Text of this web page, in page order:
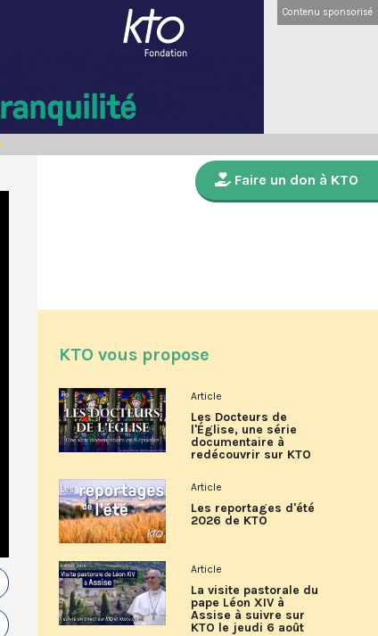
Contenu sponsorisé
Faire un don à KTO
KTO vous propose
Article
Les Docteurs de
l'Église, une série
documentaire à
redécouvrir sur KTO
Article
Les reportages d'été
2026 de KTO
Article
La visite pastorale du
pape Léon XIV à
Assise à suivre sur
KTO le jeudi 6 août